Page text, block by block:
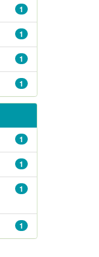
1
1
1
1
1
1
1
1